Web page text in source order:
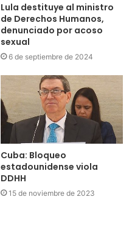
Lula destituye al ministro
de Derechos Humanos,
denunciado por acoso
sexual
6 de septiembre de 2024
Cuba: Bloqueo
estadounidense viola
DDHH
15 de noviembre de 2023